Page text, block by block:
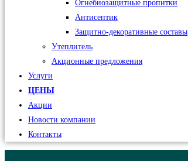
Огнебиозащитные пропитки
Антисептик
Защитно-декоративные составы
Утеплитель
Акционные предложения
Услуги
ЦЕНЫ
Акции
Новости компании
Контакты